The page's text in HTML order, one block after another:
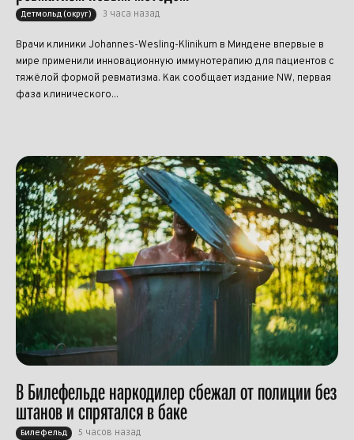
Детмольд (округ) 3 часа назад
Врачи клиники Johannes-Wesling-Klinikum в Миндене впервые в
мире применили инновационную иммунотерапию для пациентов с
тяжёлой формой ревматизма. Как сообщает издание NW, первая
фаза клинического...
В Билефельде наркодилер сбежал от полиции без
штанов и спрятался в баке
Билефельд 5 часов назад